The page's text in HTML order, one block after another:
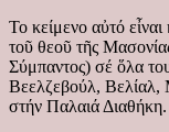
To κείμενο αὐτό
τοῦ θεοῦ τῆς
Σύμπαντος) σέ ὅλα
Βεελζεβούλ, Βελίαλ,
στήν Παλαιά Διαθήκη.